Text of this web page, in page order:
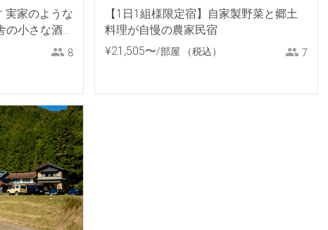
実家のような
の小さな酒
8
【1日1組様限定宿】自家製野菜と郷土
料理が自慢の農家民宿
¥21 ,505〜/部屋 （税込） 7